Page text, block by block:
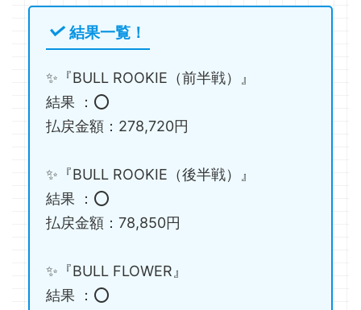
結果一覧！
✨『BULL ROOKIE（前半戦）』
結果 ：⭕️
払戻金額：278,720円
✨『BULL ROOKIE（後半戦）』
結果 ：⭕️
払戻金額：78,850円
✨『BULL FLOWER』
結果 ：⭕️